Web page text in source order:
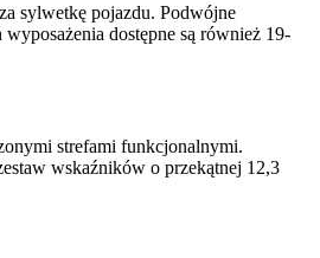
sylwetkę pojazdu. Podwójne
dostępne są również 19-
strefami funkcjonalnymi.
wskaźników o przekątnej 12,3